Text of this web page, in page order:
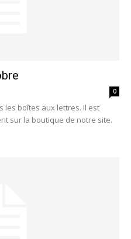
0
les boîtes aux lettres. Il est
sur la boutique de notre site.